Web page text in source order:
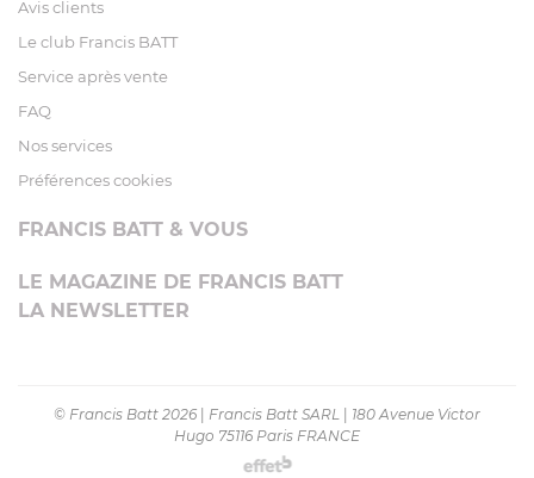
Avis clients
Le club Francis BATT
Service après vente
FAQ
Nos services
Préférences cookies
FRANCIS BATT & VOUS
LE MAGAZINE DE FRANCIS BATT
LA NEWSLETTER
© Francis Batt 2026 Francis Batt SARL
180 Avenue Victor
Hugo 75116 Paris FRANCE